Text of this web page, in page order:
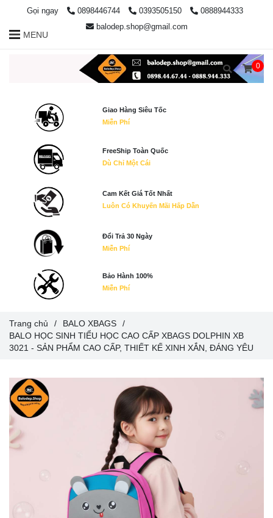
Trang chủ / BALO XBAGS
/
BALO HỌC SINH TIỂU HỌC CAO CẤP XBAGS DOLPHIN XB
3021 - SẢN PHẨM CAO CẤP, THIẾT KẾ XINH XẮN, ĐÁNG YÊU
Gọi ngay 0898446744 0393505150
0888944333
balodep.shop@gmail.com
MENU
0
Giao Hàng Siêu Tốc
Miễn Phí
FreeShip Toàn Quốc
Dù Chỉ Một Cái
Cam Kết Giá Tốt Nhất
Luôn Có Khuyến Mãi Hấp Dẫn
Đổi Trả 30 Ngày
Miễn Phí
Bảo Hành 100%
Miễn Phí